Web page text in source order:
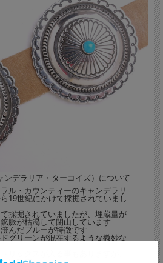
ンデラリア・ターコイズ）について
ル・カウンティーのキャンデラリ
19世紀にかけて採掘されていまし
採掘されていましたが、埋蔵量が
脈が枯渇して閉山しています
んだブルーが特徴です
グリーンが混在するような微妙な
リックスが入る事もありますが、